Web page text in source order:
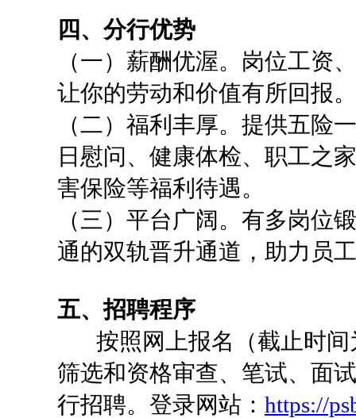
四、分行优势
（一）薪酬优渥。岗位工资
让你的劳动和价值有所回报。
（二）福利丰厚。提供五险
日慰问、健康体检、职工之
害保险等福利待遇。
（三）平台广阔。有多岗位
通的双轨晋升通道，助力员
五、招聘程序
按照网上报名（截止时间
筛选和资格审查、笔试、面
行招聘。登录网站： https://